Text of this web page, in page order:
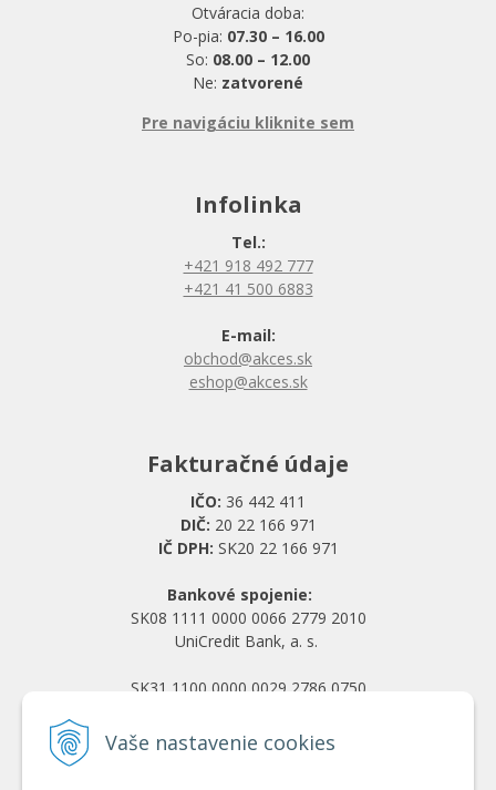
Vaše nastavenie cookies
Otváracia doba:
Po-pia: 07.30 – 16.00
So: 08.00 – 12.00
Ne: zatvorené
Pre navigáciu kliknite sem
Infolinka
Tel.:
+421 918 492 777
+421 41 500 6883
E-mail:
obchod@akces.sk
eshop@akces.sk
Fakturačné údaje
IČO: 36 442 411
DIČ: 20 22 166 971
IČ DPH: SK20 22 166 971
Bankové spojenie:
SK08 1111 0000 0066 2779 2010
UniCredit Bank, a. s.
SK31 1100 0000 0029 2786 0750